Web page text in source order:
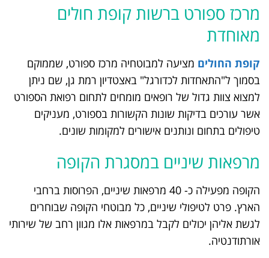
מרכז ספורט ברשות קופת חולים
מאוחדת
קופת החולים מציעה למבוטחיה מרכז ספורט, שממוקם
בסמוך ל"התאחדות לכדורגל" באצטדיון רמת גן, שם ניתן
למצוא צוות גדול של רופאים מומחים לתחום רפואת הספורט
אשר עורכים בדיקות שונות הקשורות בספורט, מעניקים
טיפולים בתחום ונותנים אישורים למקומות שונים.
מרפאות שיניים במסגרת הקופה
הקופה מפעילה כ- 40 מרפאות שיניים, הפרוסות ברחבי
הארץ. פרט לטיפולי שיניים, כל מבוטחי הקופה שבוחרים
לגשת אליהן יכולים לקבל במרפאות אלו מגוון רחב של שירותי
אורתודנטיה.